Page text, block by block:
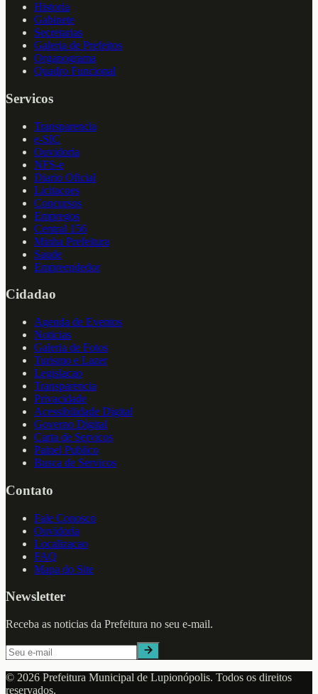
Historia
Gabinete
Secretarias
Galeria de Prefeitos
Organograma
Quadro Funcional
Servicos
Transparencia
e-SIC
Ouvidoria
NFS-e
Diario Oficial
Licitacoes
Concursos
Empregos
Central 156
Minha Prefeitura
Saude
Empreendedor
Cidadao
Agenda de Eventos
Noticias
Galeria de Fotos
Turismo e Lazer
Legislacao
Transparencia
Privacidade
Acessibilidade Digital
Governo Digital
Carta de Servicos
Painel Publico
Busca de Servicos
Contato
Fale Conosco
Ouvidoria
Localizacao
FAQ
Mapa do Site
Newsletter
Receba as noticias da Prefeitura no seu e-mail.
© 2026 Prefeitura Municipal de Lupionópolis. Todos os direitos
reservados.